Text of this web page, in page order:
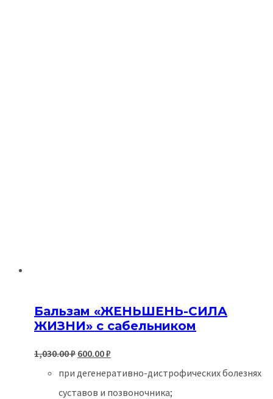
Бальзам «ЖЕНЬШЕНЬ-СИЛА
ЖИЗНИ» с сабельником
1,030.00₽ Первоначальная
цена
составляла
600.00₽
цена:
600.00 ₽.
при дегенеративно-дистрофических болезнях
суставов и позвоночника;